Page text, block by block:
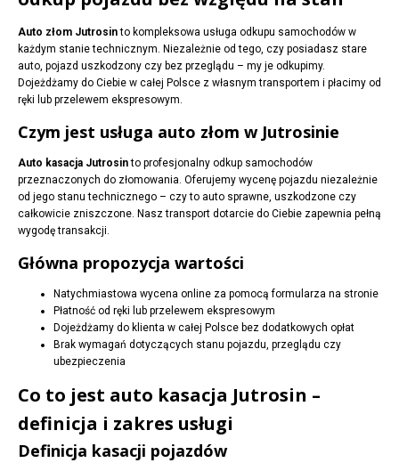
Auto złom Jutrosinto kompleksowa usługa odkupu samochodów w
każdym stanie technicznym. Niezależnie od tego, czy posiadasz stare
auto, pojazd uszkodzony czy bez przeglądu – my je odkupimy.
Dojeżdżamy do Ciebie w całej Polsce z własnym transportem i płacimy od
ręki lub przelewem ekspresowym.
Czym jest usługa auto złom w Jutrosinie
Auto kasacja Jutrosinto profesjonalny odkup samochodów
przeznaczonych do złomowania. Oferujemy wycenę pojazdu niezależnie
od jego stanu technicznego – czy to auto sprawne, uszkodzone czy
całkowicie zniszczone. Nasz transport dotarcie do Ciebie zapewnia pełną
wygodę transakcji.
Główna propozycja wartości
Natychmiastowa wycena online za pomocą formularza na stronie
Płatność od ręki lub przelewem ekspresowym
Dojeżdżamy do klienta w całej Polsce bez dodatkowych opłat
Brak wymagań dotyczących stanu pojazdu, przeglądu czy
ubezpieczenia
Co to jest auto kasacja Jutrosin –
definicja i zakres usługi
Definicja kasacji pojazdów